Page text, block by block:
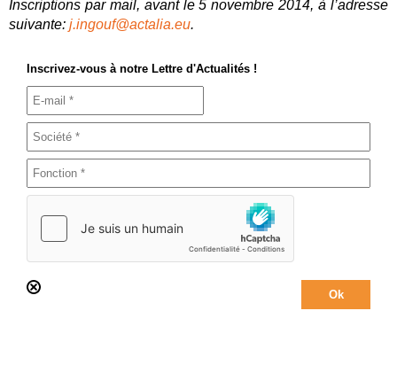
Inscriptions par mail, avant le 5 novembre 2014, à l’adresse
suivante: j.ingouf@actalia.eu.
Inscrivez-vous à notre Lettre d'Actualités !